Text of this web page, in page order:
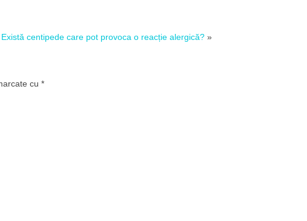
Există centipede care pot provoca o reacție alergică? »
cu *